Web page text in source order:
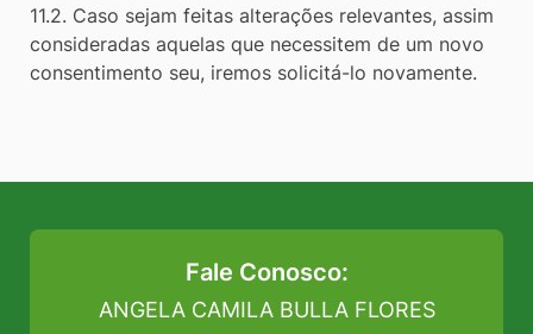
11.2. Caso sejam feitas alterações relevantes, assim
consideradas aquelas que necessitem de um novo
consentimento seu, iremos solicitá-lo novamente.
Fale Conosco:
ANGELA CAMILA BULLA FLORES